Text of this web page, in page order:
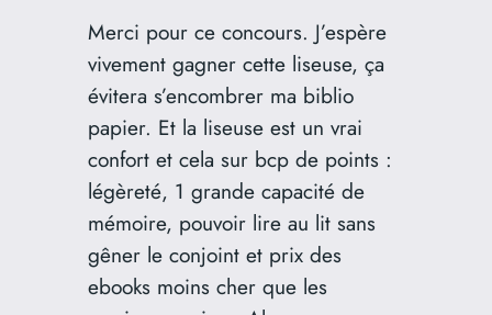
Merci pour ce concours. J’espère
vivement gagner cette liseuse, ça
évitera s’encombrer ma biblio
papier. Et la liseuse est un vrai
confort et cela sur bcp de points :
légèreté, 1 grande capacité de
mémoire, pouvoir lire au lit sans
gêner le conjoint et prix des
ebooks moins cher que les